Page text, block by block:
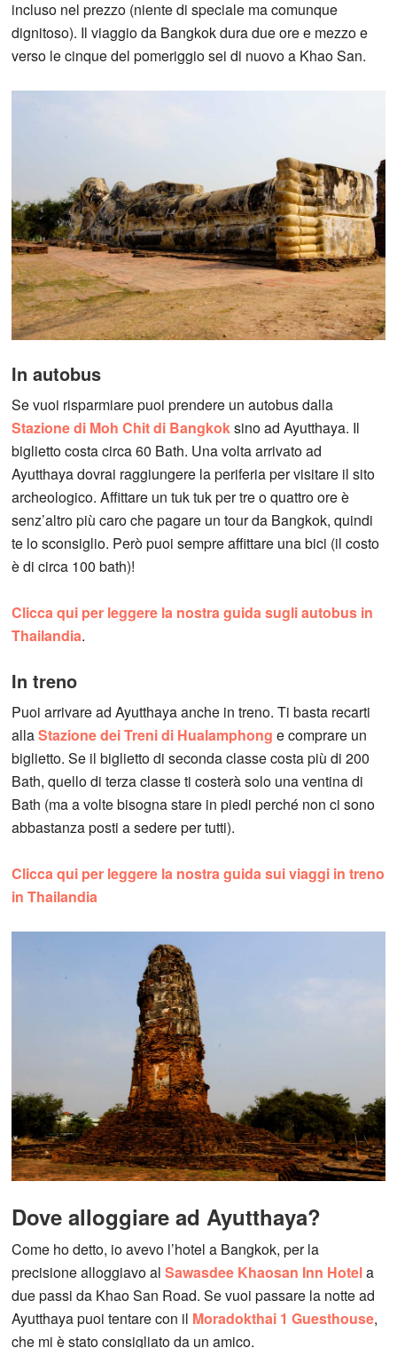
incluso nel prezzo (niente di speciale ma comunque
dignitoso). Il viaggio da Bangkok dura due ore e mezzo e
verso le cinque del pomeriggio sei di nuovo a Khao San.
In autobus
Se vuoi risparmiare puoi prendere un autobus dalla
Stazione di Moh Chit di Bangkoksino ad Ayutthaya. Il
biglietto costa circa 60 Bath. Una volta arrivato ad
Ayutthaya dovrai raggiungere la periferia per visitare il sito
archeologico. Affittare un tuk tuk per tre o quattro ore è
senz’altro più caro che pagare un tour da Bangkok, quindi
te lo sconsiglio. Però puoi sempre affittare una bici (il costo
è di circa 100 bath)!
Clicca qui per leggere la nostra guida sugli autobus in
Thailandia.
In treno
Puoi arrivare ad Ayutthaya anche in treno. Ti basta recarti
allaStazione dei Treni di Hualamphong e comprare un
biglietto. Se il biglietto di seconda classe costa più di 200
Bath, quello di terza classe ti costerà solo una ventina di
Bath (ma a volte bisogna stare in piedi perché non ci sono
abbastanza posti a sedere per tutti).
Clicca qui per leggere la nostra guida sui viaggi in treno
in Thailandia
Dove alloggiare ad Ayutthaya?
Come ho detto, io avevo l’hotel a Bangkok, per la
precisione alloggiavo alSawasdee Khaosan Inn Hotela
due passi da Khao San Road. Se vuoi passare la notte ad
Ayutthaya puoi tentare con il Moradokthai 1 Guesthouse,
che mi è stato consigliato da un amico.